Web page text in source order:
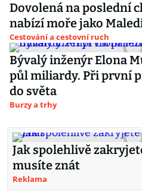
Dovolená na poslední
nabízí moře jako
Cestování a cestovní ruch
Bývalý inženýr Elona
půl miliardy. Při první
do světa
Burzy a trhy
Jak spolehlivě
musíte znát
Reklama